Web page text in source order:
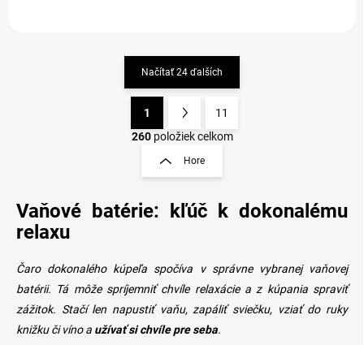
O
v
á
d
c
r
v
k
y
v
Načítať 24 ďalších
S
t
r
á
k
a
n
i
e
1
11
260položiek celkom
Hore
Vaňové batérie: kľúč k dokonalému
relaxu
Čaro dokonalého kúpeľa spočíva v správne vybranej vaňovej
batérii. Tá môže spríjemniť chvíle relaxácie a z kúpania spraviť
zážitok. Stačí len napustiť vaňu, zapáliť sviečku, vziať do ruky
knižku či víno a užívať si chvíle pre seba.